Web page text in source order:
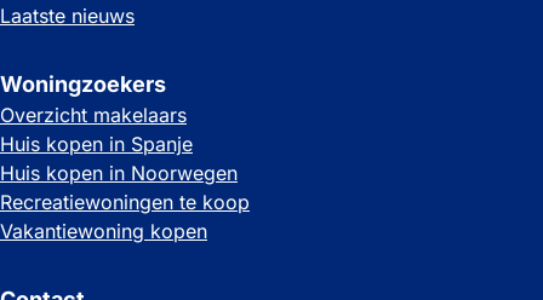
Laatste nieuws
Woningzoekers
Overzicht makelaars
Huis kopen in Spanje
Huis kopen in Noorwegen
Recreatiewoningen te koop
Vakantiewoning kopen